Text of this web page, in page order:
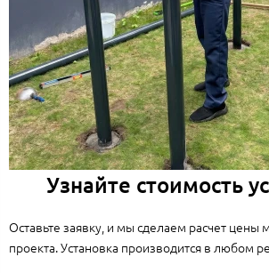
Узнайте стоимость
Оставьте заявку, и мы сделаем расчет цены
проекта. Установка производится в любом